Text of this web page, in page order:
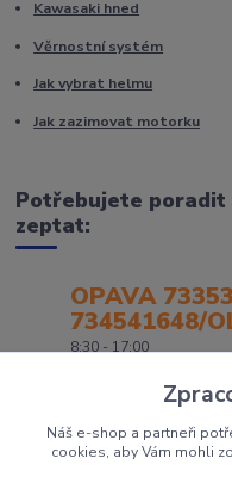
Kawasaki hned
Věrnostní systém
Jak vybrat helmu
Jak zazimovat motorku
Potřebujete poradit
zeptat:
OPAVA
734541648/
8:30 - 17:00
Náš e-shop a partneři
cookies, aby Vám mohli